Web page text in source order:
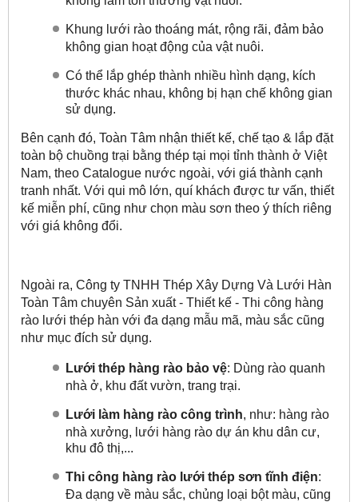
Khung lưới rào thoáng mát, rộng rãi, đảm bảo
không gian hoạt động của vật nuôi.
Có thể lắp ghép thành nhiều hình dạng, kích
thước khác nhau, không bị hạn chế không gian
sử dụng.
Bên cạnh đó, Toàn Tâm nhận thiết kế, chế tạo & lắp đặt
toàn bộ chuồng trại bằng thép tại mọi tỉnh thành ở Việt
Nam, theo Catalogue nước ngoài, với giá thành cạnh
tranh nhất. Với qui mô lớn, quí khách được tư vấn, thiết
kế miễn phí, cũng như chọn màu sơn theo ý thích riêng
với giá không đổi.
Ngoài ra, Công ty TNHH Thép Xây Dựng Và Lưới Hàn
Toàn Tâm chuyên Sản xuất - Thiết kế - Thi công hàng
rào lưới thép hàn với đa dạng mẫu mã, màu sắc cũng
như mục đích sử dụng.
Lưới thép hàng rào bảo vệ: Dùng rào quanh
nhà ở, khu đất vườn, trang trại.
Lưới làm hàng rào công trình, như: hàng rào
nhà xưởng, lưới hàng rào dự án khu dân cư,
khu đô thị,...
Thi công hàng rào lưới thép sơn tĩnh điện:
Đa dạng về màu sắc, chủng loại bột màu, cũng